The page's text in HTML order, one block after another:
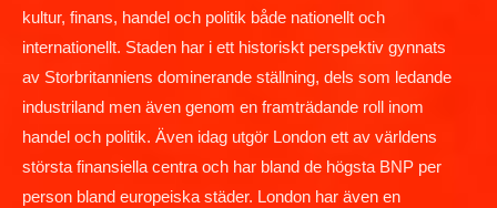
kultur, finans, handel och politik både nationellt och
internationellt. Staden har i ett historiskt perspektiv gynnats
av Storbritanniens dominerande ställning, dels som ledande
industriland men även genom en framträdande roll inom
handel och politik. Även idag utgör London ett av världens
största finansiella centra och har bland de högsta BNP per
person bland europeiska städer. London har även en